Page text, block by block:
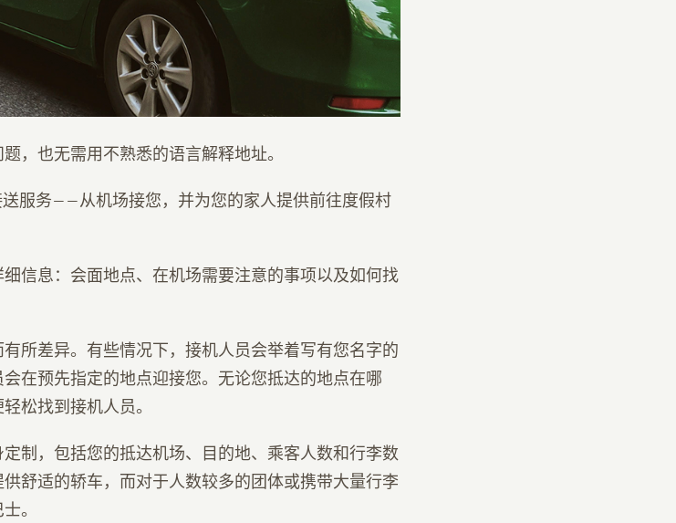
，也无需用不熟悉的语言解释地址。
送服务——从机场接您，并为您的家人提供前往度假村
信息：会面地点、在机场需要注意的事项以及如何找
所差异。有些情况下，接机人员会举着写有您名字的
在预先指定的地点迎接您。无论您抵达的地点在哪
松找到接机人员。
制，包括您的抵达机场、目的地、乘客人数和行李数
舒适的轿车，而对于人数较多的团体或携带大量行李
。